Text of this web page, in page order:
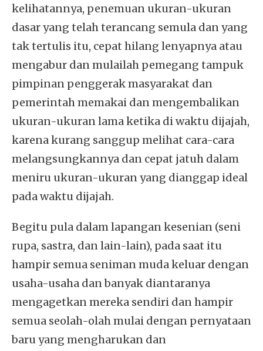
kelihatannya, penemuan ukuran-ukuran
dasar yang telah terancang semula dan yang
tak tertulis itu, cepat hilang lenyapnya atau
mengabur dan mulailah pemegang tampuk
pimpinan penggerak masyarakat dan
pemerintah memakai dan mengembalikan
ukuran-ukuran lama ketika di waktu dijajah,
karena kurang sanggup melihat cara-cara
melangsungkannya dan cepat jatuh dalam
meniru ukuran-ukuran yang dianggap ideal
pada waktu dijajah.
Begitu pula dalam lapangan kesenian (seni
rupa, sastra, dan lain-lain), pada saat itu
hampir semua seniman muda keluar dengan
usaha-usaha dan banyak diantaranya
mengagetkan mereka sendiri dan hampir
semua seolah-olah mulai dengan pernyataan
baru yang mengharukan dan